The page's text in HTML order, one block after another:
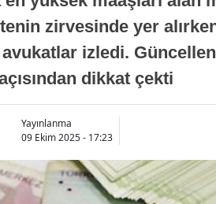
zirvesinde yer
izledi.
dikkat çekti
Yayınlanma
09 Ekim 2025 - 17:23